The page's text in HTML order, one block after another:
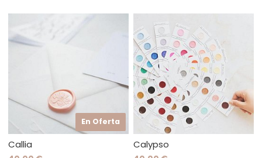
En Oferta
Callia Calypso